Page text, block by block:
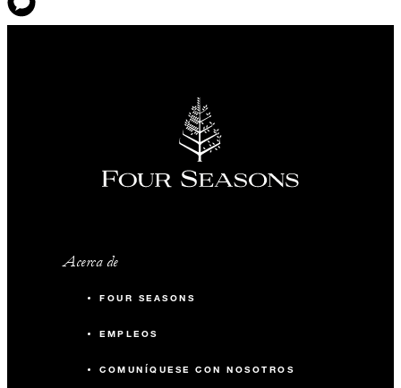
Acerca de
FOUR SEASONS
EMPLEOS
COMUNÍQUESE CON NOSOTROS